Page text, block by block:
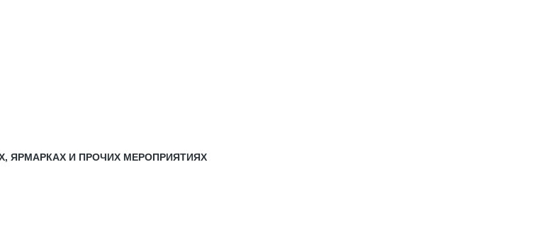
ЯРМАРКАХ И ПРОЧИХ МЕРОПРИЯТИЯХ